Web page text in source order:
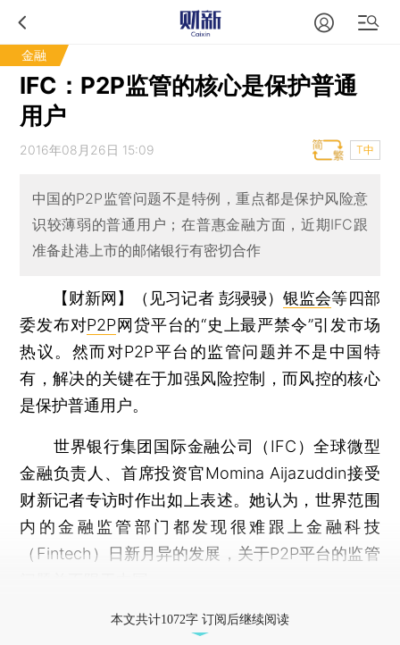
金融
IFC：P2P监管的核心是保护普通
用户
2016年08月26日 15:09 T中
中国的P2P监管问题不是特例，重点都是保护风险意
识较薄弱的普通用户；在普惠金融方面，近期IFC跟
准备赴港上市的邮储银行有密切合作
【财新网】（见习记者 彭骎骎）银监会等四部
委发布对P2P 网贷平台的“史上最严禁令”引发市场
热议。然而对P2P平台的监管问题并不是中国特
有，解决的关键在于加强风险控制，而风控的核心
是保护普通用户。
世界银行集团国际金融公司（IFC）全球微型
金融负责人、首席投资官Momina Aijazuddin接受
财新记者专访时作出如上表述。她认为，世界范围
内的金融监管部门都发现很难跟上金融科技
（Fintech）日新月异的发展，关于P2P平台的监管
本文共计1072字 订阅后继续阅读